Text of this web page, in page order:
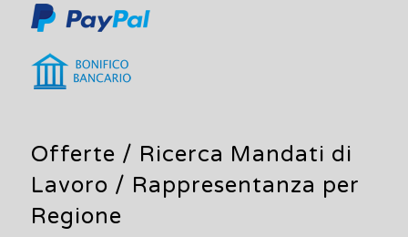
Offerte / Ricerca Mandati di
Lavoro / Rappresentanza per
Regione